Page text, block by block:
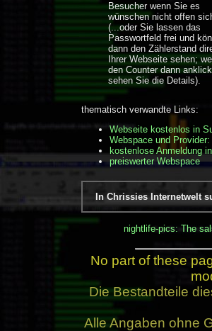
Besucher wenn Sie es
wünschen nicht offen
(...oder Sie lassen das
Passwortfeld frei und
dann den Zählerstand
Ihrer Webseite sehen;
den Counter dann
sehen Sie die Details).
thematisch verwandte Links:
Webseite kostenlos in
Webspace und
kostenlose Anmeldung
preiswerter Webspace
In Chrissies Internetwelt
nightlife-pics: The
No part of these
Die Bestandteile
Alle Angaben ohne